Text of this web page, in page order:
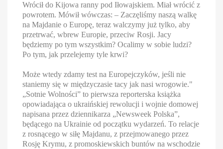
Wrócił do Kijowa ranny pod Iłowajskiem. Miał wrócić z
powrotem. Mówił wówczas: – Zaczęliśmy naszą walkę
na Majdanie o Europę, teraz walczymy już tylko, aby
przetrwać, wbrew Europie, przeciw Rosji. Jacy
będziemy po tym wszystkim? Ocalimy w sobie ludzi?
Po tym, jak przelejemy tyle krwi?
Może wtedy zdamy test na Europejczyków, jeśli nie
staniemy się w międzyczasie tacy jak nasi wrogowie."
„Sotnie Wolności” to pierwsza reporterska książka
opowiadająca o ukraińskiej rewolucji i wojnie domowej
napisana przez dziennikarza „Newsweek Polska”,
będącego na Ukrainie od początku wydarzeń. To relacje
z rosnącego w siłę Majdanu, z przejmowanego przez
Rosję Krymu, z promoskiewskich buntów na wschodzie